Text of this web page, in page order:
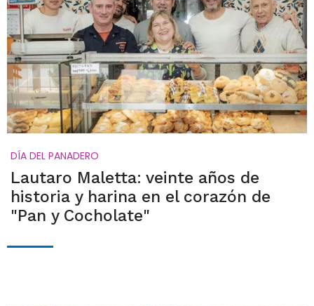
DÍA DEL PANADERO
Lautaro Maletta: veinte años de
historia y harina en el corazón de
"Pan y Cocholate"